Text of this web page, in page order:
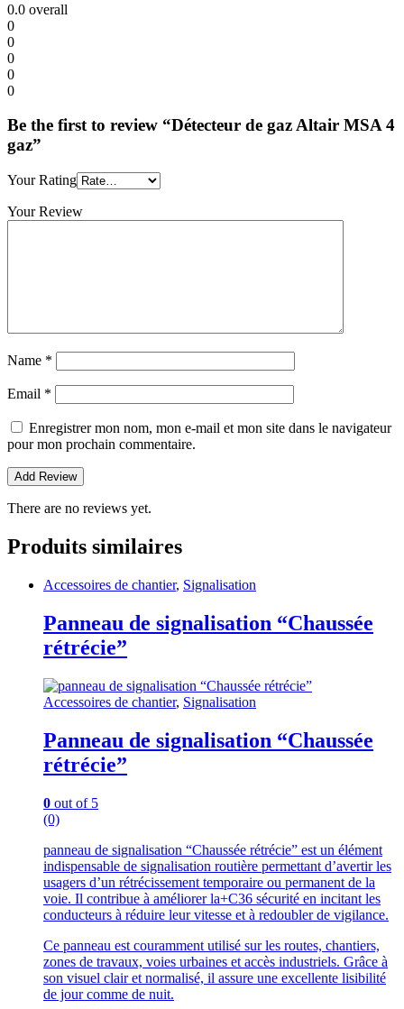
0.0 overall
0
0
0
0
0
Be the first to review “Détecteur de gaz Altair MSA 4
gaz”
Your Rating
Your Review
Name *
Email *
Enregistrer mon nom, mon e-mail et mon site dans le navigateur
pour mon prochain commentaire.
There are no reviews yet.
Produits similaires
Accessoires de chantier, Signalisation
Panneau de signalisation “Chaussée
rétrécie”
Accessoires de chantier, Signalisation
Panneau de signalisation “Chaussée
rétrécie”
0 out of 5
(0)
panneau de signalisation “Chaussée rétrécie” est un élément
indispensable de signalisation routière permettant d’avertir les
usagers d’un rétrécissement temporaire ou permanent de la
voie. Il contribue à améliorer la+C36 sécurité en incitant les
conducteurs à réduire leur vitesse et à redoubler de vigilance.
Ce panneau est couramment utilisé sur les routes, chantiers,
zones de travaux, voies urbaines et accès industriels. Grâce à
son visuel clair et normalisé, il assure une excellente lisibilité
de jour comme de nuit.